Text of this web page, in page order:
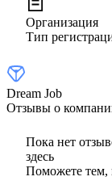
Организация
Тип
Dream Job
Отзывы о
Пока нет
здесь
Поможете тем,